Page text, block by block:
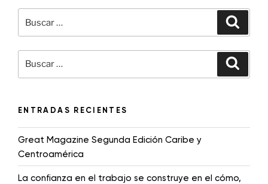
ENTRADAS RECIENTES
Great Magazine Segunda Edición Caribe y
Centroamérica
La confianza en el trabajo se construye en el cómo,